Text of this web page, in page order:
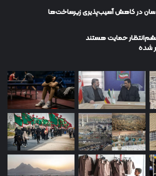
در کاهش آسیب‌پذیری زیرساخت‌ها
حمایت هستند
شده